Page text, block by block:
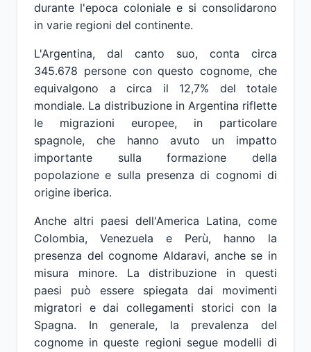
durante l'epoca coloniale e si consolidarono
in varie regioni del continente.
L'Argentina, dal canto suo, conta circa
345.678 persone con questo cognome, che
equivalgono a circa il 12,7% del totale
mondiale. La distribuzione in Argentina riflette
le migrazioni europee, in particolare
spagnole, che hanno avuto un impatto
importante sulla formazione della
popolazione e sulla presenza di cognomi di
origine iberica.
Anche altri paesi dell'America Latina, come
Colombia, Venezuela e Perù, hanno la
presenza del cognome Aldaravi, anche se in
misura minore. La distribuzione in questi
paesi può essere spiegata dai movimenti
migratori e dai collegamenti storici con la
Spagna. In generale, la prevalenza del
cognome in queste regioni segue modelli di